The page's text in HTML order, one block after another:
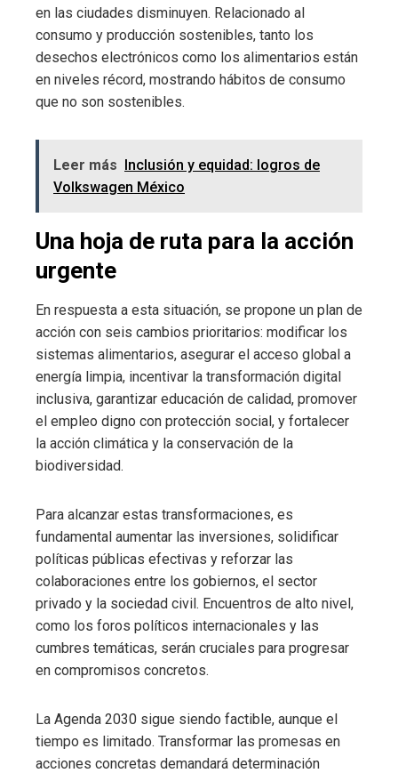
en las ciudades disminuyen. Relacionado al
consumo y producción sostenibles, tanto los
desechos electrónicos como los alimentarios están
en niveles récord, mostrando hábitos de consumo
que no son sostenibles.
Leer más Inclusión y equidad: logros de
Volkswagen México
Una hoja de ruta para la acción
urgente
En respuesta a esta situación, se propone un plan de
acción con seis cambios prioritarios: modificar los
sistemas alimentarios, asegurar el acceso global a
energía limpia, incentivar la transformación digital
inclusiva, garantizar educación de calidad, promover
el empleo digno con protección social, y fortalecer
la acción climática y la conservación de la
biodiversidad.
Para alcanzar estas transformaciones, es
fundamental aumentar las inversiones, solidificar
políticas públicas efectivas y reforzar las
colaboraciones entre los gobiernos, el sector
privado y la sociedad civil. Encuentros de alto nivel,
como los foros políticos internacionales y las
cumbres temáticas, serán cruciales para progresar
en compromisos concretos.
La Agenda 2030 sigue siendo factible, aunque el
tiempo es limitado. Transformar las promesas en
acciones concretas demandará determinación